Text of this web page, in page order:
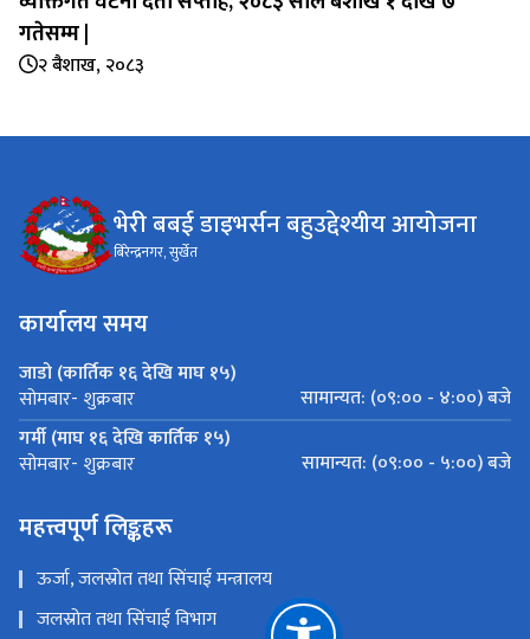
गतेसम्म |
२ बैशाख, २०८३
भेरी बबई डाइभर्सन बहुउद्देश्यीय आयोजना
बिरेन्द्रनगर, सुर्खेत
कार्यालय समय
जाडो (कार्तिक १६ देखि माघ १५)
सोमबार- शुक्रबार
सामान्यत: (०९:०० - ४:००) बजे
गर्मी (माघ १६ देखि कार्तिक १५)
सोमबार- शुक्रबार सामान्यत: (०९:०० - ५:००) बजे
महत्त्वपूर्ण लिङ्कहरू
ऊर्जा, जलस्रोत तथा सिंचाई मन्त्रालय
जलस्रोत तथा सिंचाई विभाग